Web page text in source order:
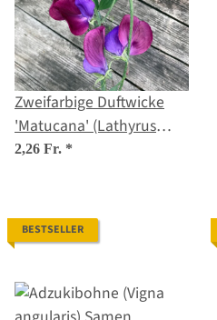
Zweifarbige Duftwicke
'Matucana' (Lathyrus
odoratus) Samen
2,26 Fr. *
BESTSELLER